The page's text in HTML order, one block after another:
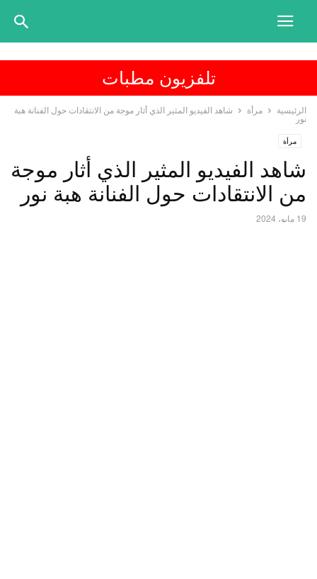
تلفزيون مطبات
الرئيسية مرأة
شاهد الفيديو المثير الذي أثار موجة من الانتقادات حول الفنانة هبة
نور
مرأة
شاهد الفيديو المثير الذي أثار موجة
من الانتقادات حول الفنانة هبة نور
19 مايو، 2024